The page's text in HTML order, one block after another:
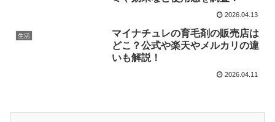
2026.04.13
生活
マイナチュレの育毛剤の販売店は
どこ？公式や楽天やメルカリの違
いも解説！
2026.04.11